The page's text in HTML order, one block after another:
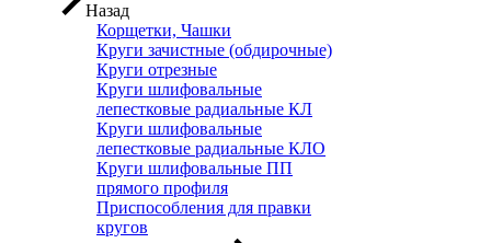
Назад
Корщетки, Чашки
Круги зачистные (обдирочные)
Круги отрезные
Круги шлифовальные
лепестковые радиальные КЛ
Круги шлифовальные
лепестковые радиальные КЛО
Круги шлифовальные ПП
прямого профиля
Приспособления для правки
кругов